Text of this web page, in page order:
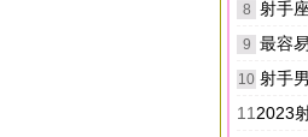
8 射手
9 最容易
10 射手男
11 2023射